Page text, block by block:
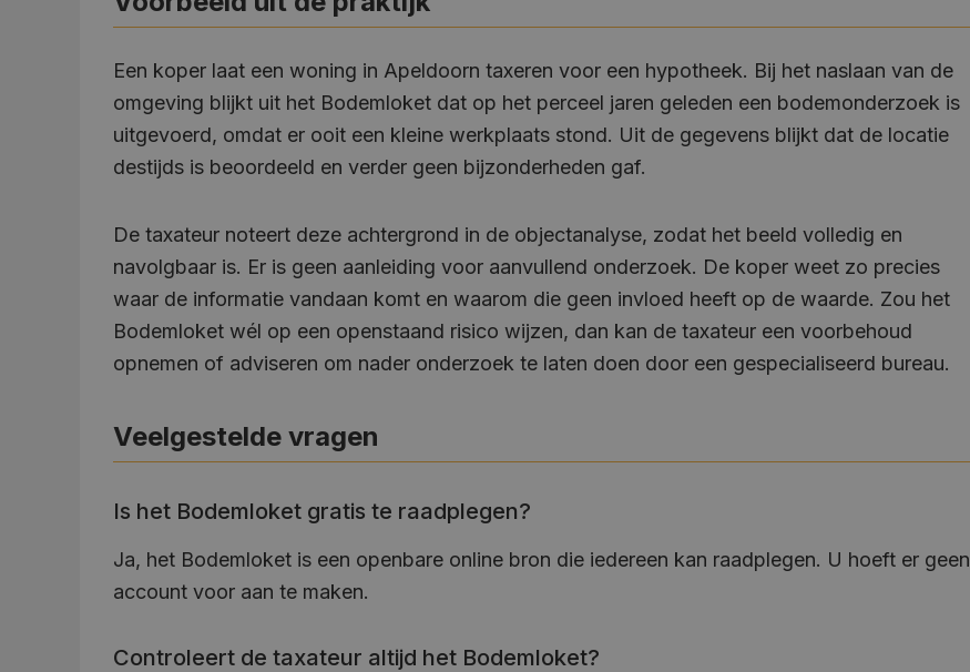
Een koper laat een woning in Apeldoorn taxeren voor een hypotheek. Bij het naslaan van de
omgeving blijkt uit het Bodemloket dat op het perceel jaren geleden een bodemonderzoek is
uitgevoerd, omdat er ooit een kleine werkplaats stond. Uit de gegevens blijkt dat de locatie
destijds is beoordeeld en verder geen bijzonderheden gaf.
De taxateur noteert deze achtergrond in de objectanalyse, zodat het beeld volledig en
navolgbaar is. Er is geen aanleiding voor aanvullend onderzoek. De koper weet zo precies
waar de informatie vandaan komt en waarom die geen invloed heeft op de waarde. Zou het
Bodemloket wél op een openstaand risico wijzen, dan kan de taxateur een voorbehoud
opnemen of adviseren om nader onderzoek te laten doen door een gespecialiseerd bureau.
Veelgestelde vragen
Is het Bodemloket gratis te raadplegen?
Ja, het Bodemloket is een openbare online bron die iedereen kan raadplegen. U hoeft er geen
account voor aan te maken.
Controleert de taxateur altijd het Bodemloket?
Google Privacy Policy